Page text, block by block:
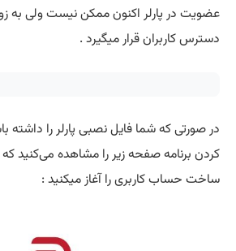
عضویت در پارلر اکنون ممکن نیست ولی به
دسترس کاربران قرار میگیرد .
در صورتی که شما فایل نصبی پارلر را داشته
ساخت حساب کاربری را آغاز میکنید :